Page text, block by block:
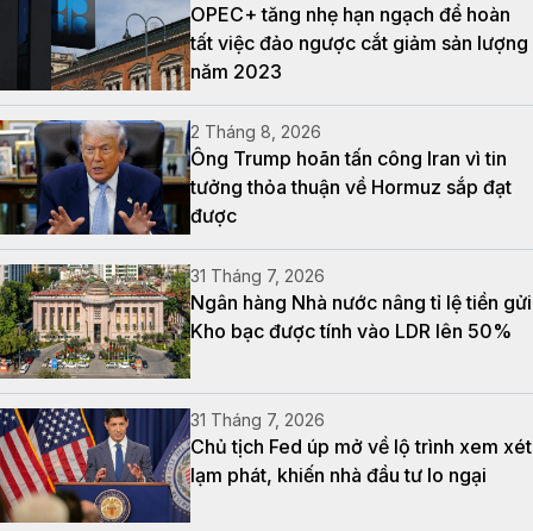
OPEC+ tăng nhẹ hạn ngạch để hoàn
tất việc đảo ngược cắt giảm sản lượng
năm 2023
2 Tháng 8, 2026
Ông Trump hoãn tấn công Iran vì tin
tưởng thỏa thuận về Hormuz sắp đạt
được
31 Tháng 7, 2026
Ngân hàng Nhà nước nâng tỉ lệ tiền gửi
Kho bạc được tính vào LDR lên 50%
31 Tháng 7, 2026
Chủ tịch Fed úp mở về lộ trình xem xét
lạm phát, khiến nhà đầu tư lo ngại